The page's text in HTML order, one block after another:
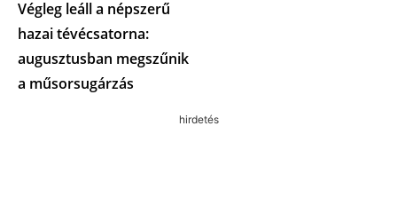
Végleg leáll a népszerű
hazai tévécsatorna:
augusztusban megszűnik
a műsorsugárzás
hirdetés